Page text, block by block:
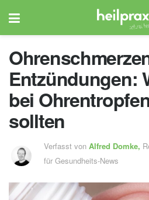
Entzündungen:
bei
sollten
Verfasst vonAlfred Domke,
für Gesundheits-News